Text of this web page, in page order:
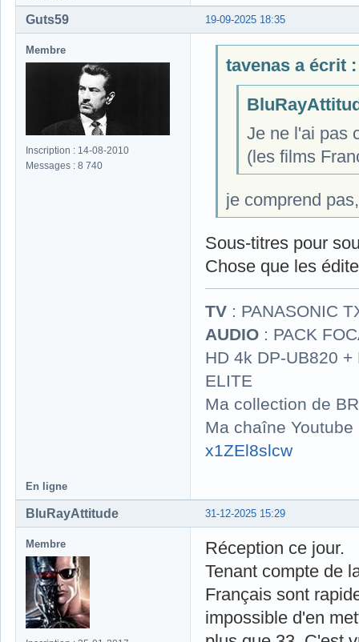
19-09-2025 18:35
Guts59
Membre
Inscription : 14-08-2010
Messages : 8 740
tavenas a écrit :
Je ne l'ai pas
(les films
je comprend
Sous-titres pour
Chose que les
TV : PANASONIC
AUDIO : PACK
HD 4k DP-UB820
ELITE
Ma collection de
Ma chaîne
x1ZEl8slcw
En ligne
31-12-2025 15:29
BluRayAttitude
Membre
Réception ce jour.
Tenant compte de
Français sont
impossible d'en